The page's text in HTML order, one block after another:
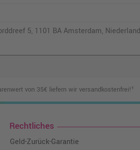
5, 1101 BA Amsterdam,
von 35€ liefern wir versandkostenfrei!¹
Rechtliches
Geld-Zurück-Garantie